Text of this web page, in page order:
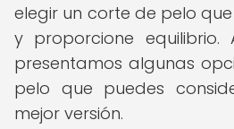
elegir un corte de pelo
y proporcione equilibrio.
presentamos algunas
pelo que puedes
mejor versión.